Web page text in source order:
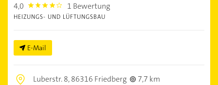
4,0 4.0 1 Bewertung
HEIZUNGS- UND LÜFTUNGSBAU
E-Mail
Luberstr. 8,86316 Friedberg
7,7 km